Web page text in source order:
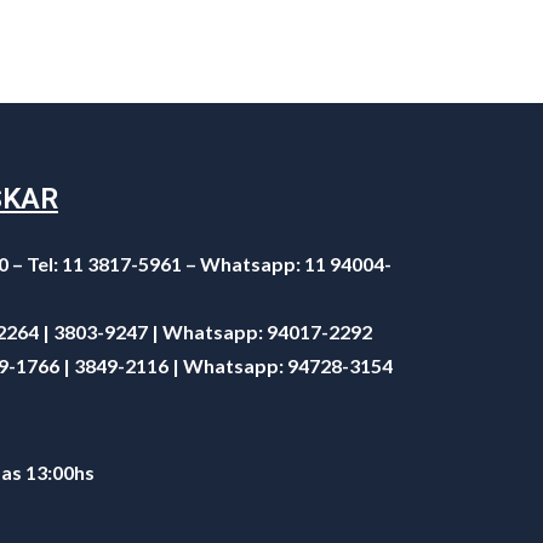
Tel: 11 3817-5961 – Whatsapp: 11 94004-
| 3803-9247 | Whatsapp: 94017-2292
1766 | 3849-2116 | Whatsapp: 94728-3154
13:00hs